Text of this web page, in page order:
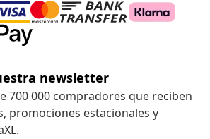
newsletter
700 000 compradores que reciben
promociones estacionales y